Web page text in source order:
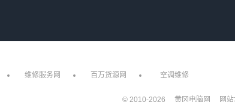
维修服务网 百万货源网 空调维修
© 2010-2026 黄冈电脑网 网